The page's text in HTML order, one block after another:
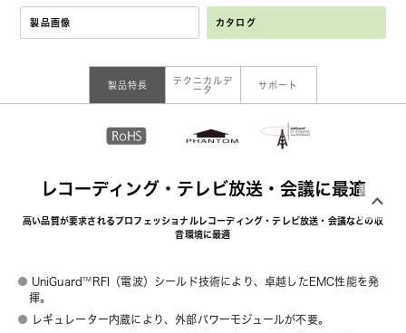
製品画像 カタログ
製品特長
テクニカルデ
ータ
サポート
レコーディング・テレビ放送・会議に最適
高い品質が要求されるプロフェッショナルレコーディング・テレビ放送・会議などの収
音環境に最適
UniGuardTM RFI（電波）シールド技術により、卓越したEMC性能を発
揮。
レギュレーター内蔵により、外部パワーモジュールが不要。